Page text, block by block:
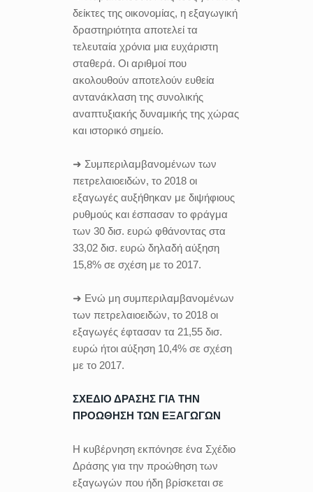
δείκτες της οικονομίας, η εξαγωγική
δραστηριότητα αποτελεί τα
τελευταία χρόνια μια ευχάριστη
σταθερά. Οι αριθμοί που
ακολουθούν αποτελούν ευθεία
αντανάκλαση της συνολικής
αναπτυξιακής δυναμικής της χώρας
και ιστορικό σημείο.
➜ Συμπεριλαμβανομένων των
πετρελαιοειδών, τo 2018 οι
εξαγωγές αυξήθηκαν με διψήφιους
ρυθμούς και έσπασαν το φράγμα
των 30 δισ. ευρώ φθάνοντας στα
33,02 δισ. ευρώ δηλαδή αύξηση
15,8% σε σχέση με το 2017.
➜ Ενώ μη συμπεριλαμβανομένων
των πετρελαιοειδών, τo 2018 οι
εξαγωγές έφτασαν τα 21,55 δισ.
ευρώ ήτοι αύξηση 10,4% σε σχέση
με το 2017.
ΣΧΕΔΙΟ ΔΡΑΣΗΣ ΓΙΑ ΤΗΝ
ΠΡΟΩΘΗΣΗ ΤΩΝ ΕΞΑΓΩΓΩΝ
Η κυβέρνηση εκπόνησε ένα Σχέδιο
Δράσης για την προώθηση των
εξαγωγών που ήδη βρίσκεται σε